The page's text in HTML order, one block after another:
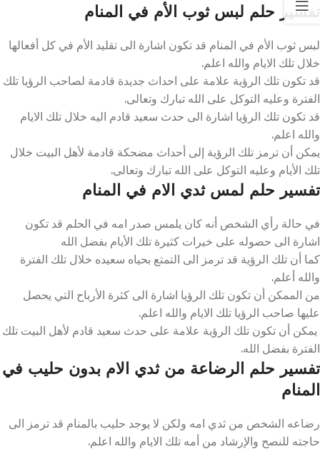
تفسير حلم لبس ثوب الأم في المنام
لبس ثوب الأم في المنام قد تكون اشارة الى تقليد الأم في كل أفعالها
خلال تلك الايام والله اعلم.
قد تكون تلك الرؤية علامة على احداث جديدة قادمة لصاحب الرؤيا تلك
الفترة وعليه التوكل على الله تبارك وتعالى.
قد تكون تلك الرؤيا اشارة الى حدث سعيد قادم اليه خلال تلك الايام
والله اعلم.
يمكن أن ترمز تلك الرؤية إلى أحداث مضحكة قادمة لأهل البيت خلال
تلك الأيام وعليه التوكل على الله تبارك وتعالى.
تفسير حلم لمس ثدي الام في المنام
في حالة رأي الشخص أنه كان يلمس صدر امه في الحلم قد تكون
اشارة الى حصوله على خيرات كثيرة تلك الأيام بفضل الله
كما أن تلك الرؤية قد ترمز الى التمتع بحياه سعيده خلال تلك الفترة
والله أعلم.
من الممكن أن تكون تلك الرؤيا اشارة الى كثرة الأرباح التي يحصل
عليها صاحب الرؤيا تلك الايام والله اعلم.
يمكن أن تكون تلك الرؤية علامة على حدث سعيد قادم لأهل البيت تلك
الفترة بفضل الله.
تفسير حلم الرضاعة من ثدي الام بدون حليب في
المنام
رضاعه الشخص من ثدي امه ولكن لا يوجد حليب بالمنام قد ترمز الى
حاجته للنصح والإرشاد من أمه تلك الايام والله اعلم.